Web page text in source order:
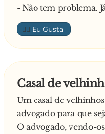
- Não tem problema.
👍🏼
Casal de
Um casal de
advogado para que
O advogado, vendo-